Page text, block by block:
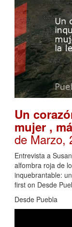
Un
mujer ,
de Marzo,
Entrevista a
alfombra roja de
inquebrantable:
first on Desde
Desde Puebla